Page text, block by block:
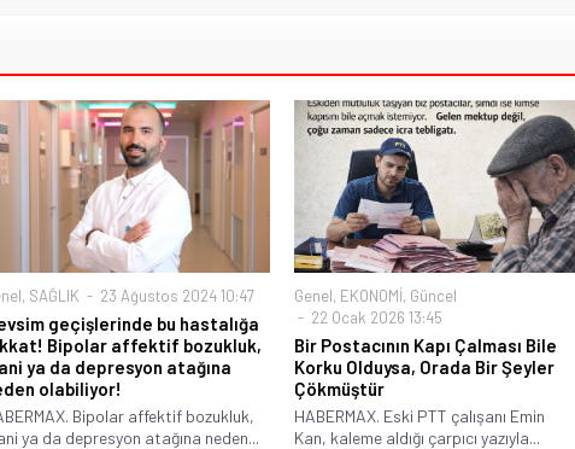
, SAĞLIK 23 Ağustos 2024 10:47
geçişlerinde bu hastalığa
Bipolar affektif bozukluk,
ya da depresyon atağına
olabiliyor!
Bipolar affektif bozukluk,
ya da depresyon atağına neden...
Genel, EKONOMİ, Güncel
22 Ocak 2026 13:45
Bir Postacının Kapı Çalması Bile
Korku Olduysa, Orada Bir Şeyler
Çökmüştür
HABERMAX. Eski PTT çalışanı Emin
Kan, kaleme aldığı çarpıcı yazıyla...